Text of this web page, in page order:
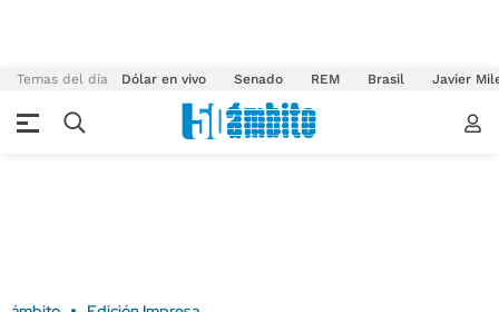
Temas del día Dólar en vivo Senado REM Brasil Javier